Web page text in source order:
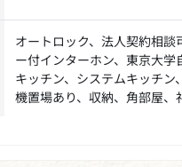
オートロック、法人契約相
ー付インターホン、東京大
キッチン、システムキッチ
機置場あり、収納、角部屋